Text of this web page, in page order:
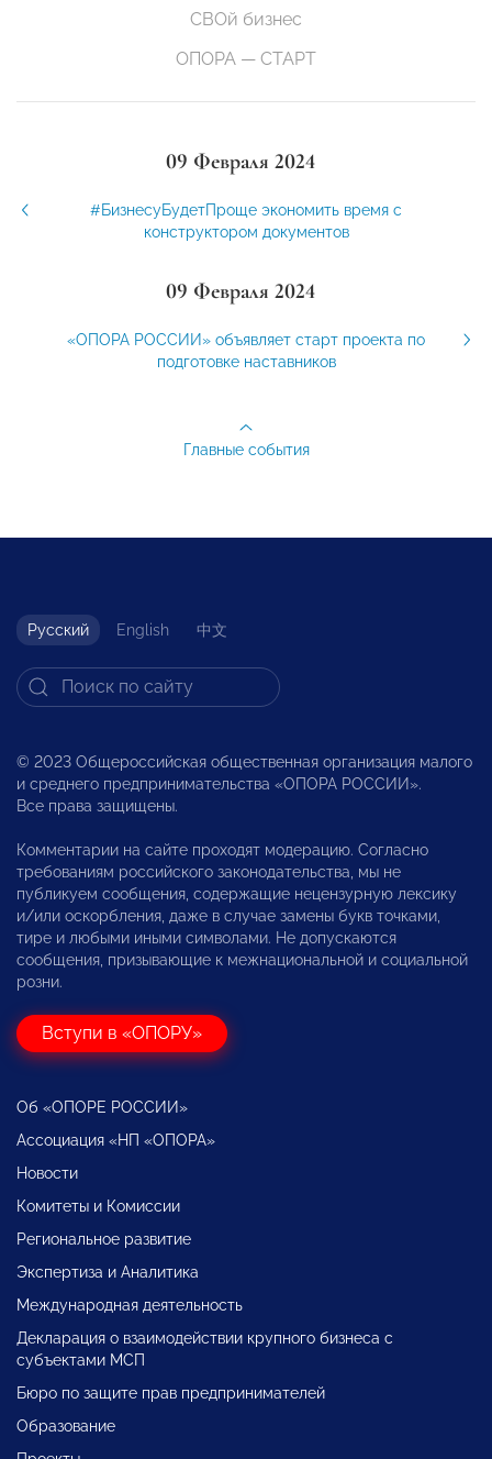
СВОй бизнес
ОПОРА — СТАРТ
09 Февраля 2024
#БизнесуБудетПроще экономить время с
конструктором документов
09 Февраля 2024
«ОПОРА РОССИИ» объявляет старт проекта по
подготовке наставников
Главные события
Русский English 中文
© 2023 Общероссийская общественная организация малого
и среднего предпринимательства «ОПОРА РОССИИ».
Все права защищены.
Комментарии на сайте проходят модерацию. Согласно
требованиям российского законодательства, мы не
публикуем сообщения, содержащие нецензурную лексику
и/или оскорбления, даже в случае замены букв точками,
тире и любыми иными символами. Не допускаются
сообщения, призывающие к межнациональной и социальной
розни.
Вступи в «ОПОРУ»
Об «ОПОРЕ РОССИИ»
Ассоциация «НП «ОПОРА»
Новости
Комитеты и Комиссии
Региональное развитие
Экспертиза и Аналитика
Международная деятельность
Декларация о взаимодействии крупного бизнеса с
субъектами МСП
Бюро по защите прав предпринимателей
Образование